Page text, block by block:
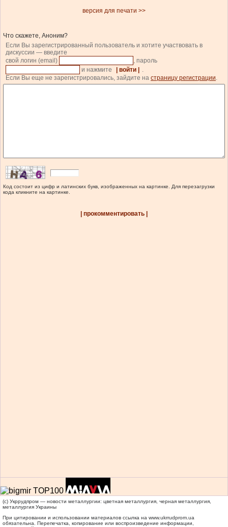
версия для печати >>
Что скажете, Аноним?
Если Вы зарегистрированный пользователь и хотите участвовать в
дискуссии — введите
свой логин (email)
, пароль
и нажмите
| войти |
.
Если Вы еще не зарегистрировались, зайдите на страницу регистрации.
Код состоит из цифр и латинских букв, изображенных на картинке. Для перезагрузки
кода кликните на картинке.
| прокомментировать |
(c) Укррудпром — новости металлургии: цветная металлургия, черная металлургия,
металлургия Украины
При цитировании и использовании материалов ссылка на www.ukrrudprom.ua
обязательна. Перепечатка, копирование или воспроизведение информации,